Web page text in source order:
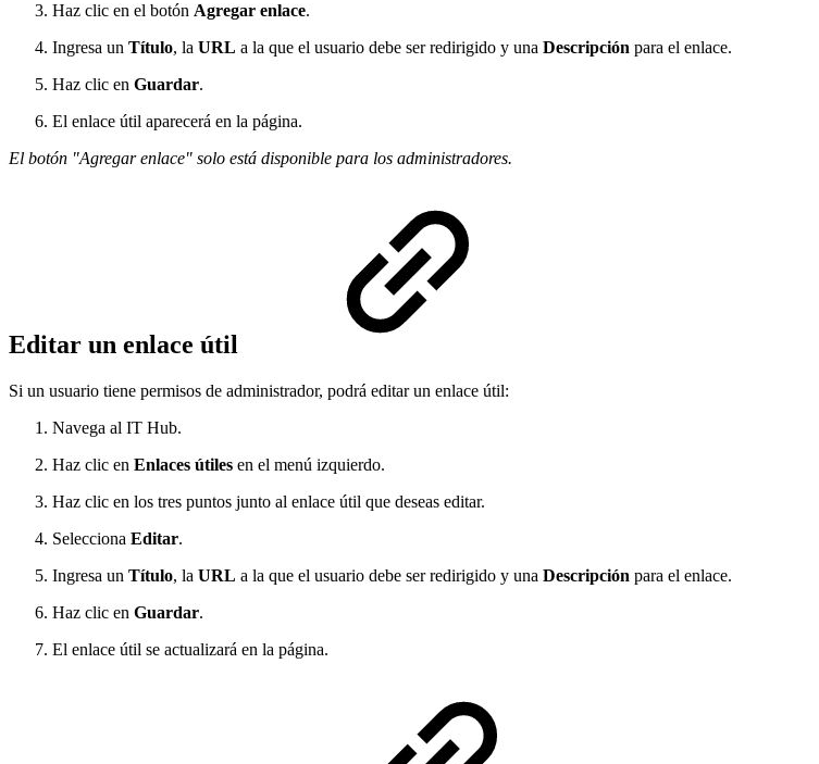
Haz clic en el botón Agregar enlace.
Ingresa un Título, la URL a la que el usuario debe ser redirigido y una Descripción para el enlace.
Haz clic en Guardar.
El enlace útil aparecerá en la página.
El botón "Agregar enlace" solo está disponible para los administradores.
Editar un enlace útil
Si un usuario tiene permisos de administrador, podrá editar un enlace útil:
Navega al IT Hub.
Haz clic en Enlaces útiles en el menú izquierdo.
Haz clic en los tres puntos junto al enlace útil que deseas editar.
Selecciona Editar.
Ingresa un Título, la URL a la que el usuario debe ser redirigido y una Descripción para el enlace.
Haz clic en Guardar.
El enlace útil se actualizará en la página.